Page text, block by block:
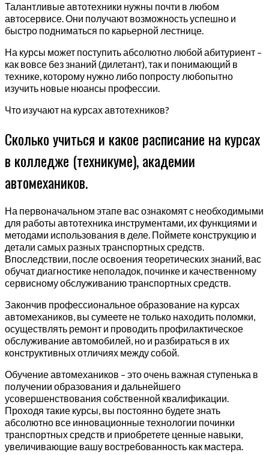
Талантливые автотехники нужны почти в любом
автосервисе. Они получают возможность успешно и
быстро подниматься по карьерной лестнице.
На курсы может поступить абсолютно любой абитуриент –
как вовсе без знаний (дилетант), так и понимающий в
технике, которому нужно либо попросту любопытно
изучить новые нюансы профессии.
Что изучают на курсах автотехников?
Сколько учиться и какое расписание на курсах
в колледже (техникуме), академии
автомехаников.
На первоначальном этапе вас ознакомят с необходимыми
для работы автотехника инструментами, их функциями и
методами использования в деле. Поймете конструкцию и
детали самых разных транспортных средств.
Впоследствии, после освоения теоретических знаний, вас
обучат диагностике неполадок, починке и качественному
сервисному обслуживанию транспортных средств.
Закончив профессиональное образование на курсах
автомехаников, вы сумеете не только находить поломки,
осуществлять ремонт и проводить профилактическое
обслуживание автомобилей, но и разбираться в их
конструктивных отличиях между собой.
Обучение автомехаников – это очень важная ступенька в
получении образования и дальнейшего
усовершенствования собственной квалификации.
Проходя такие курсы, вы постоянно будете знать
абсолютно все инновационные технологии починки
транспортных средств и приобретете ценные навыки,
увеличивающие вашу востребованность как мастера.